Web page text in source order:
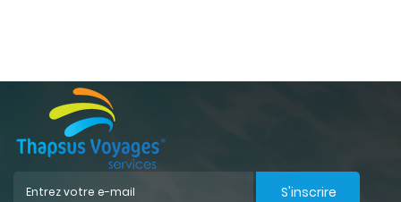
S'inscrire